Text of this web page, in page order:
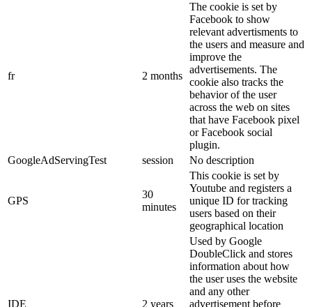
fr 2 months
The cookie is set by
Facebook to show
relevant advertisments to
the users and measure and
improve the
advertisements. The
cookie also tracks the
behavior of the user
across the web on sites
that have Facebook pixel
or Facebook social
plugin.
GoogleAdServingTest
session No description
GPS
30
minutes
This cookie is set by
Youtube and registers a
unique ID for tracking
users based on their
geographical location
IDE 2 years
Used by Google
DoubleClick and stores
information about how
the user uses the website
and any other
advertisement before